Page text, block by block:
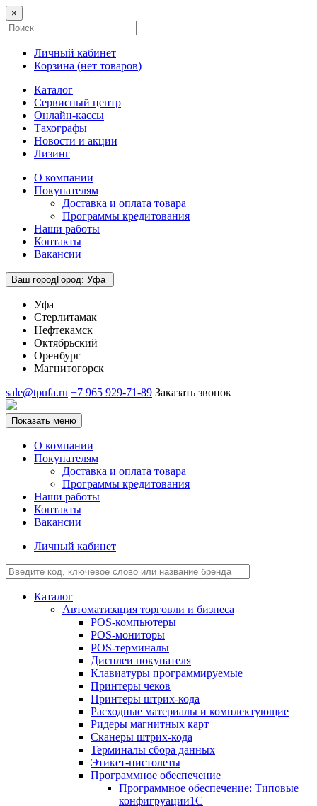
×
Личный кабинет
Корзина (нет товаров)
Каталог
Сервисный центр
Онлайн-кассы
Тахографы
Новости и акции
Лизинг
О компании
Покупателям
Доставка и оплата товара
Программы кредитования
Наши работы
Контакты
Вакансии
Ваш городГород: Уфа
Уфа
Стерлитамак
Нефтекамск
Октябрьский
Оренбург
Магнитогорск
sale@tpufa.ru +7 965 929-71-89 Заказать звонок
Показать меню
О компании
Покупателям
Доставка и оплата товара
Программы кредитования
Наши работы
Контакты
Вакансии
Личный кабинет
Каталог
Автоматизация торговли и бизнеса
POS-компьютеры
POS-мониторы
POS-терминалы
Дисплеи покупателя
Клавиатуры программируемые
Принтеры чеков
Принтеры штрих-кода
Расходные материалы и комплектующие
Ридеры магнитных карт
Сканеры штрих-кода
Терминалы сбора данных
Этикет-пистолеты
Программное обеспечение
Программное обеспечение: Типовые
конфигруации1С